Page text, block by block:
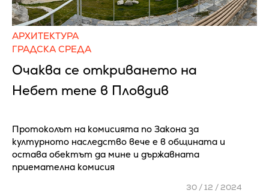
АРХИТЕКТУРА
ГРАДСКА СРЕДА
Очаква се откриването на
Небет тепе в Пловдив
Протоколът на комисията по Закона за
културното наследство вече е в общината и
остава обектът да мине и държавната
приемателна комисия
30 / 12 / 2024